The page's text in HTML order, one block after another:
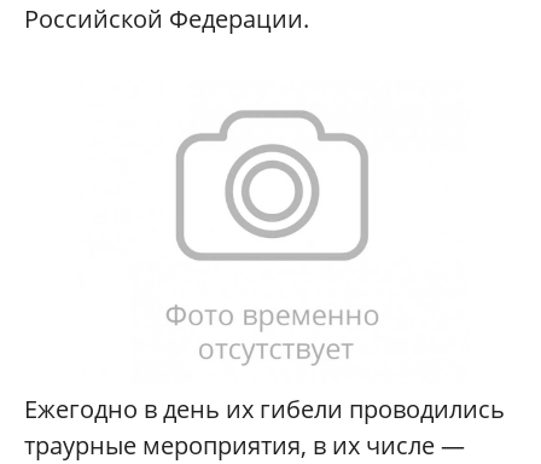
Российской Федерации.
Ежегодно в день их гибели проводились
траурные мероприятия, в их числе —